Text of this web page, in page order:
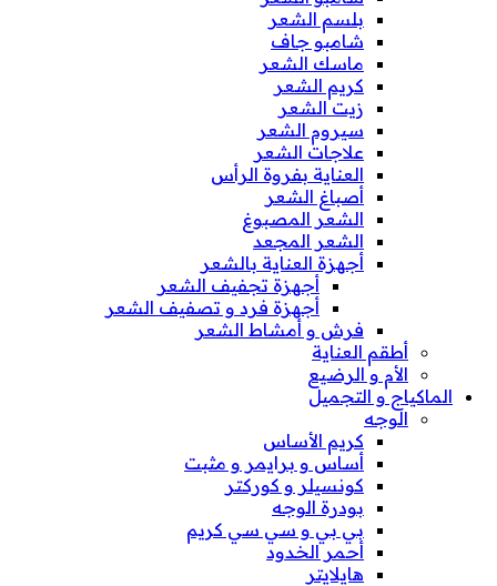
بلسم الشعر
شامبو جاف
ماسك الشعر
كريم الشعر
زيت الشعر
سيروم الشعر
علاجات الشعر
العناية بفروة الرأس
أصباغ الشعر
الشعر المصبوغ
الشعر المجعد
أجهزة العناية بالشعر
أجهزة تجفيف الشعر
أجهزة فرد و تصفيف الشعر
فرش و أمشاط الشعر
أطقم العناية
الأم و الرضيع
الماكياج و التجميل
الوجه
كريم الأساس
أساس و برايمر و مثبت
كونسيلر و كوركتر
بودرة الوجه
بي بي و سي سي كريم
أحمر الخدود
هايلايتر